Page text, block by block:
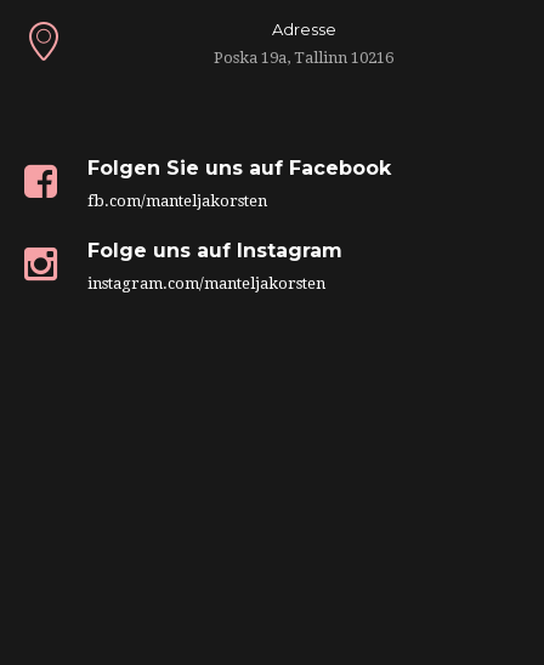
Adresse
Poska 19a, Tallinn 10216
Folgen Sie uns auf Facebook
fb.com/manteljakorsten
Folge uns auf Instagram
instagram.com/manteljakorsten